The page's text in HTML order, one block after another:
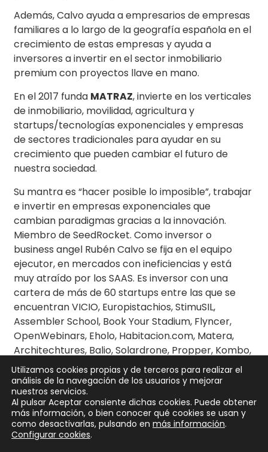
Además, Calvo ayuda a empresarios de empresas
familiares a lo largo de la geografía española en el
crecimiento de estas empresas y ayuda a
inversores a invertir en el sector inmobiliario
premium con proyectos llave en mano.
En el 2017 funda MATRAZ, invierte en los verticales
de inmobiliario, movilidad, agricultura y
startups/tecnologías exponenciales y empresas
de sectores tradicionales para ayudar en su
crecimiento que pueden cambiar el futuro de
nuestra sociedad.
Su mantra es “hacer posible lo imposible”, trabajar
e invertir en empresas exponenciales que
cambian paradigmas gracias a la innovación.
Miembro de SeedRocket. Como inversor o
business angel Rubén Calvo se fija en el equipo
ejecutor, en mercados con ineficiencias y está
muy atraído por los SAAS. Es inversor con una
cartera de más de 60 startups entre las que se
encuentran VICIO, Europistachios, StimuSIL,
Assembler School, Book Your Stadium, Flyncer,
OpenWebinars, Eholo, Habitacion.com, Matera,
Architechtures, Balio, Solardrone, Propper, Kombo,
Manax, MASLEADS, Nteaser, Descorchify, Enso
entre otras.
Utilizamos cookies propias y de terceros para realizar el
análisis de la navegación de los usuarios y mejorar
nuestros servicios.
Al pulsar Aceptar consiente dichas cookies. Puede obtener
más información, o bien conocer qué cookies se usan y
como desactivarlas, pulsando en más información.
Configurar cookies.